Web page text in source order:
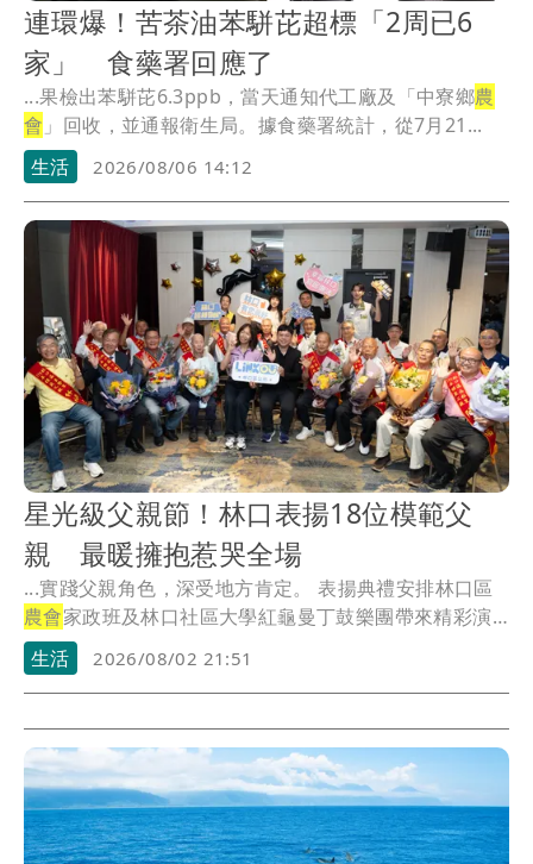
連環爆！苦茶油苯駢芘超標「2周已6
家」 食藥署回應了
...果檢出苯駢芘6.3ppb，當天通知代工廠及「中寮鄉農
會 」回收，並通報衛生局。據食藥署統計，從7月21...
生活
2026/08/06 14:12
星光級父親節！林口表揚18位模範父
親 最暖擁抱惹哭全場
...實踐父親角色，深受地方肯定。 表揚典禮安排林口區
農會家政班及林口社區大學紅龜曼丁鼓樂團帶來精彩演
出...
生活 2026/08/02 21:51